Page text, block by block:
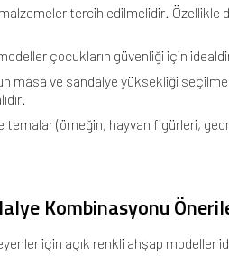
malzemeler tercih edilmelidir. Özellikle
çocukların güvenliği için
masa ve sandalye yüksekliği
temalar (örneğin, hayvan figürleri,
Kombinasyonu
için açık renkli ahşap modeller